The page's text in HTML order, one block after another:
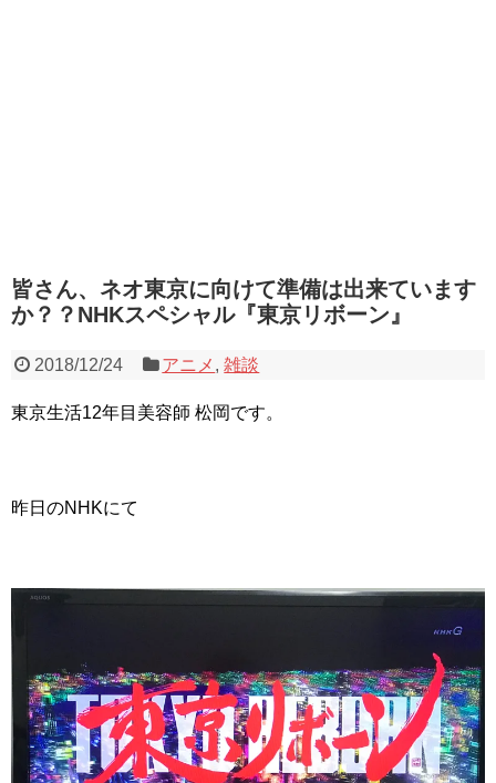
皆さん、ネオ東京に向けて準備は出来ています
か？？NHKスペシャル『東京リボーン』
2018/12/24 アニメ ,雑談
東京生活12年目美容師 松岡です。
昨日のNHKにて